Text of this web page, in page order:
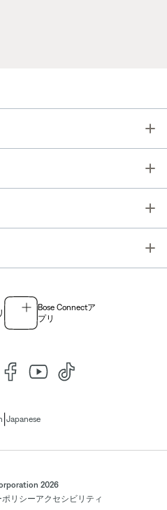
Bose Connectア
プリ
Japanese
2026
リシーアクセシビリティ